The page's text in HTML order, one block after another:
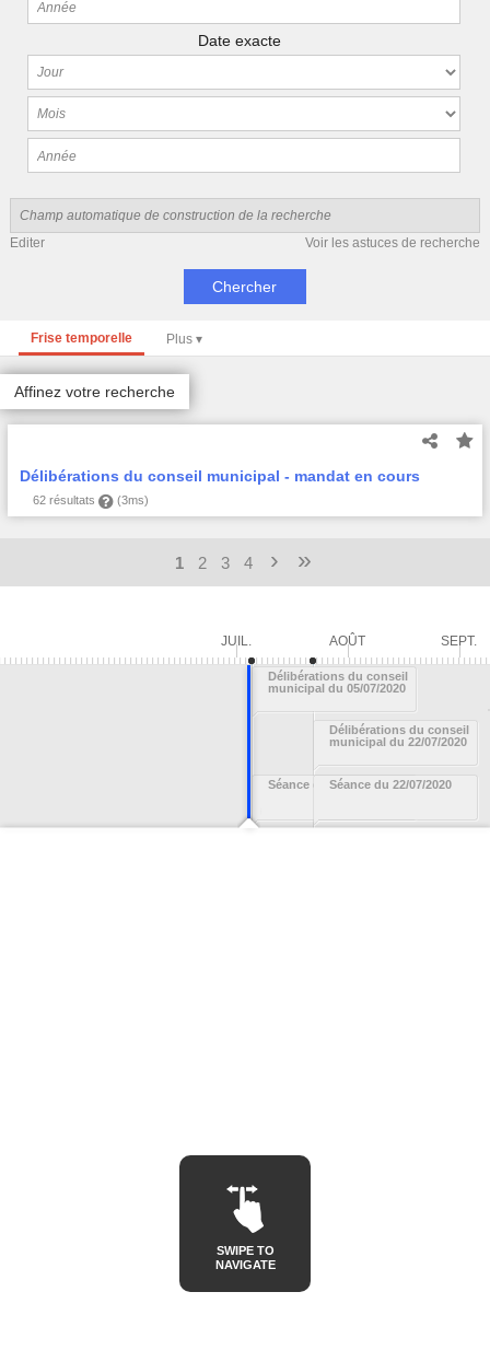
Date exacte
Editer Voir les astuces de recherche
Frise temporelle
Affinez votre recherche
Délibérations du conseil municipal - mandat en cours
62 résultats (3ms)
1 2 3 4 › »
SWIPE TO
NAVIGATE
Séance du 05/07/2020
Délibérations du conseil
municipal du 05/07/2020
Délibérations du conseil
municipal du 22/07/2020
Séance du 22/07/2020
JUIL. AOÛT SEPT.